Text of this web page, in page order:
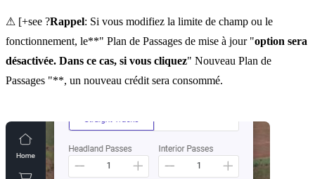
⚠ [+see ?Rappel: Si vous modifiez la limite de champ ou le
fonctionnement, le**" Plan de Passages de mise à jour "option sera
désactivée. Dans ce cas, si vous cliquez" Nouveau Plan de
Passages "**, un nouveau crédit sera consommé.